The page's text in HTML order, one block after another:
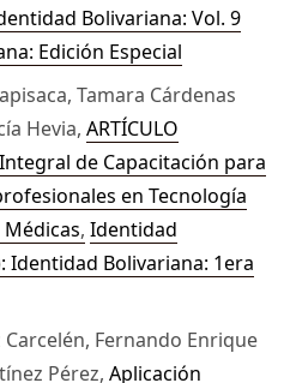
Bolivariana: Vol. 9
Edición Especial
Tamara Cárdenas
Hevia, ARTÍCULO
Integral de Capacitación para
en Tecnología
Médicas, Identidad
Identidad Bolivariana: 1era
Fernando Enrique
Pérez, Aplicación